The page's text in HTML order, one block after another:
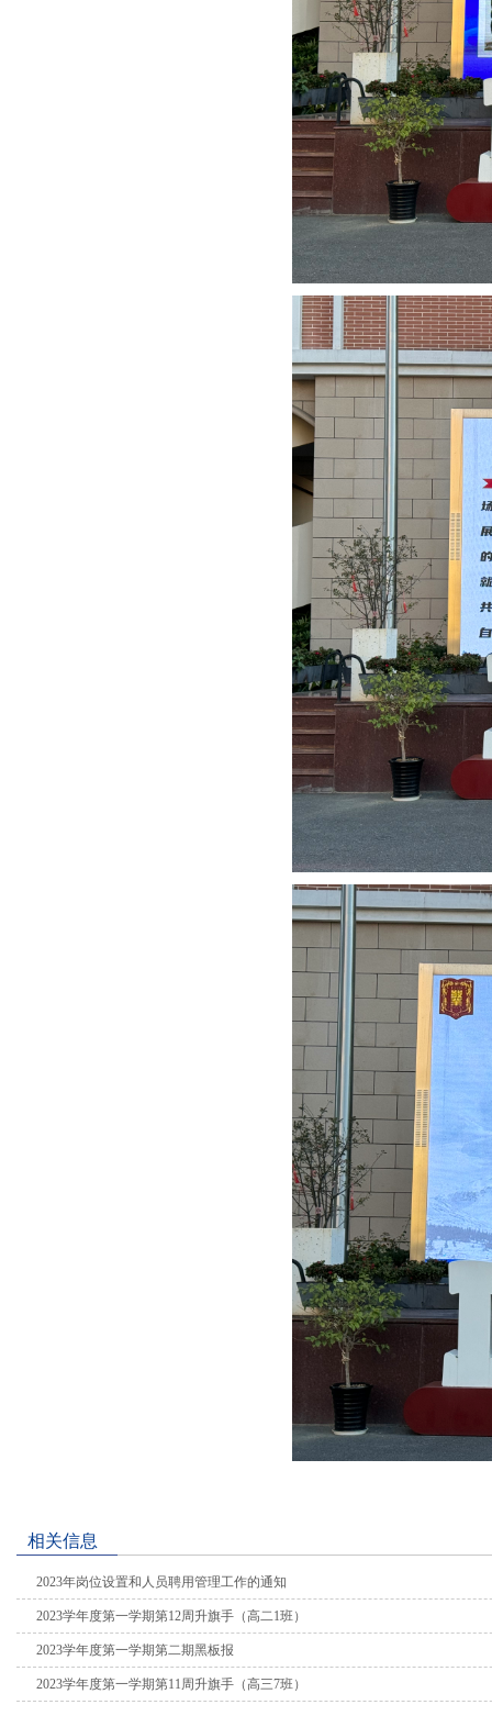
相关信息
2023年岗位设置和人员聘用管理工作的通知
2023学年度第一学期第12周升旗手（高二1班）
2023学年度第一学期第二期黑板报
2023学年度第一学期第11周升旗手（高三7班）